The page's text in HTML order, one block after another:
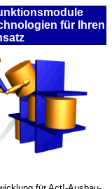
für Ihren